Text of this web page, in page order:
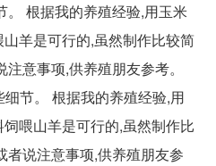
根据我的养殖经验,用玉米
羊是可行的,虽然制作比较简
意事项,供养殖朋友参考。
节。 根据我的养殖经验,用
喂山羊是可行的,虽然制作比
者说注意事项,供养殖朋友参